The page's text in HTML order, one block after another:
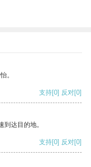
。
支持[0] 反对[0]
达目的地。
支持[0] 反对[0]